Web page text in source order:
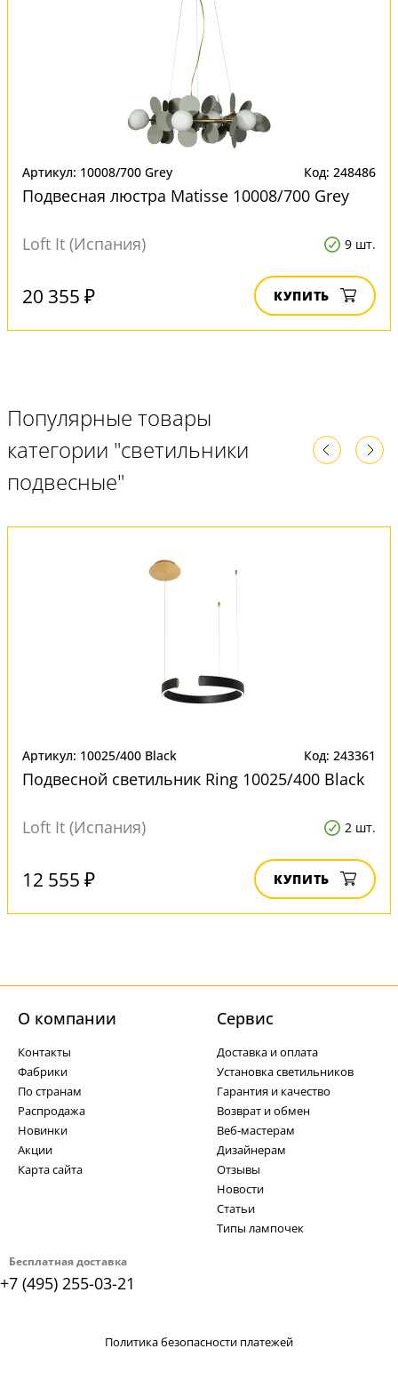
Артикул: 10008/700 Grey Код: 248486
Подвесная люстра Matisse 10008/700 Grey
Loft It (Испания) 9 шт.
20 355 ₽ КУПИТЬ
Популярные товары
категории "светильники
подвесные"
Артикул: 10025/400 Black Код: 243361
Подвесной светильник Ring 10025/400 Black
Loft It (Испания) 2 шт.
12 555 ₽ КУПИТЬ
Бесплатная доставка
+7 (495) 255-03-21
О компании
Контакты
Фабрики
По странам
Распродажа
Новинки
Акции
Карта сайта
Cервис
Доставка и оплата
Установка светильников
Гарантия и качество
Возврат и обмен
Веб-мастерам
Дизайнерам
Отзывы
Новости
Статьи
Типы лампочек
Политика безопасности платежей